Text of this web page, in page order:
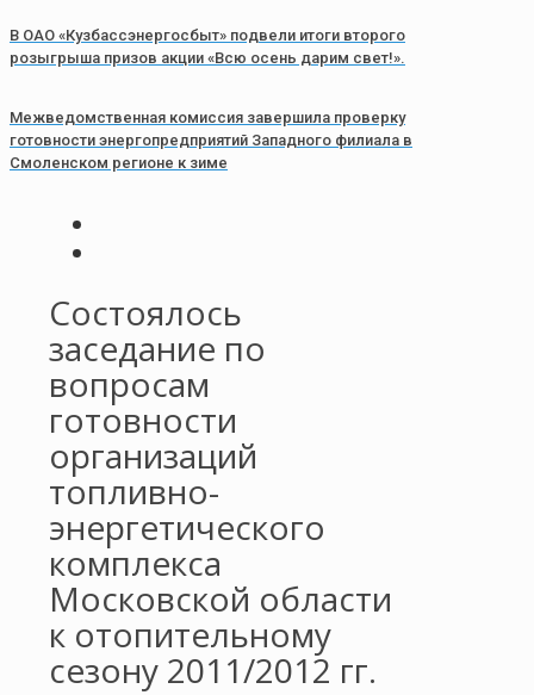
В ОАО «Кузбассэнергосбыт» подвели итоги второго
розыгрыша призов акции «Всю осень дарим свет!».
Межведомственная комиссия завершила проверку
готовности энергопредприятий Западного филиала в
Смоленском регионе к зиме
Состоялось
заседание по
вопросам
готовности
организаций
топливно-
энергетического
комплекса
Московской области
к отопительному
сезону 2011/2012 гг.